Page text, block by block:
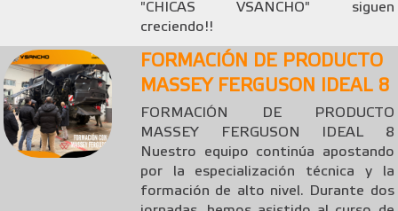
"CHICAS VSANCHO" siguen
creciendo!!
FORMACIÓN DE PRODUCTO
MASSEY FERGUSON IDEAL 8
FORMACIÓN DE PRODUCTO
MASSEY FERGUSON IDEAL 8
Nuestro equipo continúa apostando
por la especialización técnica y la
formación de alto nivel. Durante dos